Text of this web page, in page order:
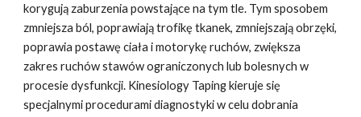
korygują zaburzenia powstające na tym tle. Tym sposobem
zmniejsza ból, poprawiają trofikę tkanek, zmniejszają obrzęki,
poprawia postawę ciała i motorykę ruchów, zwiększa
zakres ruchów stawów ograniczonych lub bolesnych w
procesie dysfunkcji. Kinesiology Taping kieruje się
specjalnymi procedurami diagnostyki w celu dobrania